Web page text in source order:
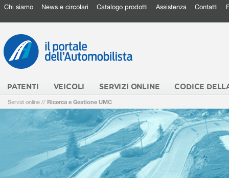
Chi siamo News e circolari Catalogo prodotti Assistenza Contatti
PATENTI VEICOLI SERVIZI ONLINE CODICE
Servizi online // Ricerca e Gestione UMC